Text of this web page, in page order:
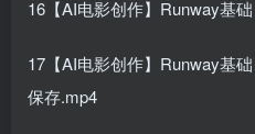
16【AI电影创作】Runway基
17【AI电影创作】Runway基
保存.mp4